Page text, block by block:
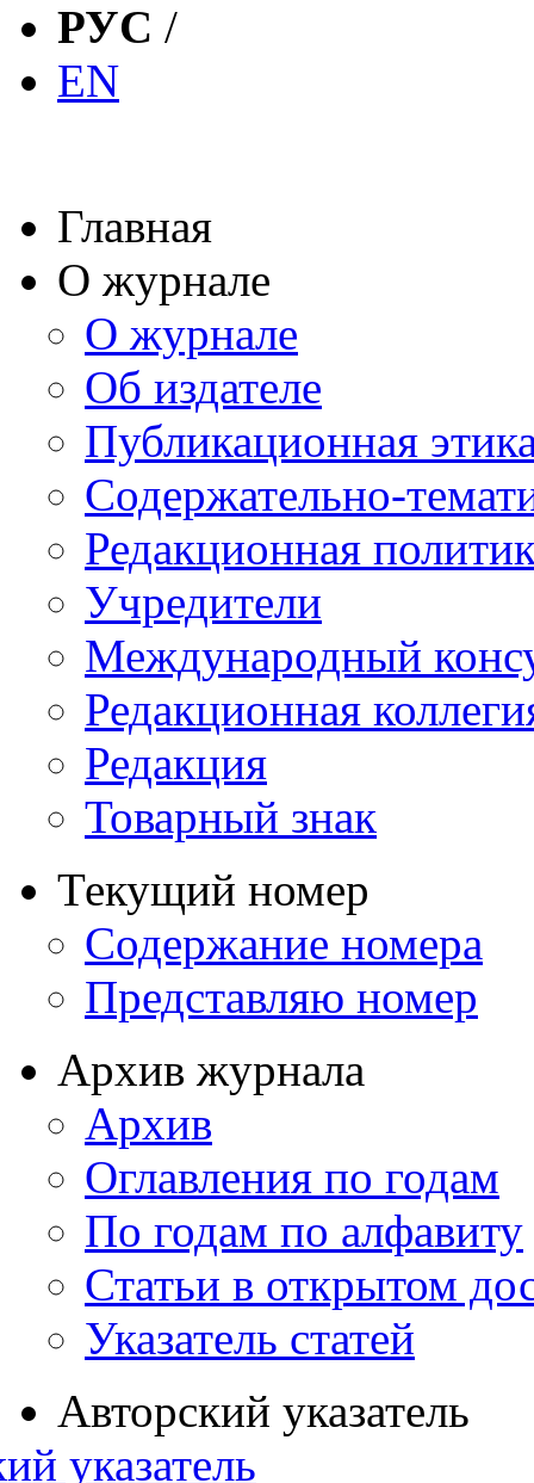
РУС /
EN
Главная
О журнале
О журнале
Об издателе
Публикационная
Содержательно-
Редакционная
Учредители
Международный
Редакционная
Редакция
Товарный знак
Текущий номер
Содержание номера
Представляю номер
Архив журнала
Архив
Оглавления по годам
По годам по алфавиту
Статьи в открытом
Указатель статей
Авторский указатель
указатель